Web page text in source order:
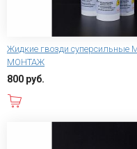
Жидкие гвозди
МОНТАЖ
800 руб.